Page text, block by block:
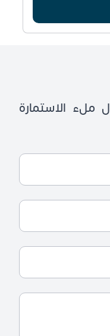
ملء الاستمارة